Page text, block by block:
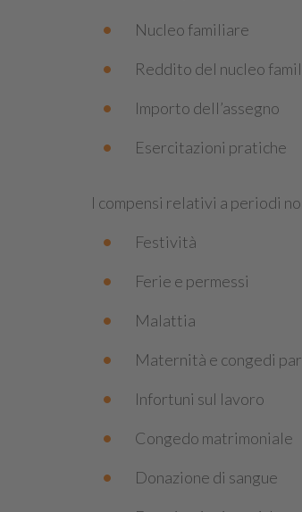
Nucleo familiare
Reddito del nucleo
Importo dell’assegno
Esercitazioni pratiche
I compensi relativi a periodi
Festività
Ferie e permessi
Malattia
Maternità e congedi
Infortuni sul lavoro
Congedo matrimoniale
Donazione di sangue